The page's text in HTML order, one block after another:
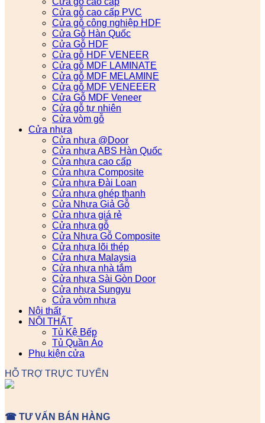
Cửa gỗ cao cấp PVC
Cửa gỗ công nghiệp HDF
Cửa Gỗ Hàn Quốc
Cửa Gỗ HDF
Cửa gỗ HDF VENEER
Cửa gỗ MDF LAMINATE
Cửa gỗ MDF MELAMINE
Cửa gỗ MDF VENEEER
Cửa Gỗ MDF Veneer
Cửa gỗ tự nhiên
Cửa vòm gỗ
Cửa nhựa
Cửa nhựa @Door
Cửa nhựa ABS Hàn Quốc
Cửa nhựa cao cấp
Cửa nhựa Composite
Cửa nhựa Đài Loan
Cửa nhựa ghép thanh
Cửa Nhựa Giả Gỗ
Cửa nhựa giá rẻ
Cửa nhựa gỗ
Cửa Nhựa Gỗ Composite
Cửa nhựa lõi thép
Cửa nhựa Malaysia
Cửa nhựa nhà tắm
Cửa nhựa Sài Gòn Door
Cửa nhựa Sungyu
Cửa vòm nhựa
Nội thất
NỘI THẤT
Tủ Kệ Bếp
Tủ Quần Áo
Phụ kiện cửa
HỖ TRỢ TRỰC TUYẾN
☎ TƯ VẤN BÁN HÀNG